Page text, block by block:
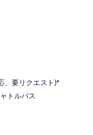
、要リクエスト)*
トルバス